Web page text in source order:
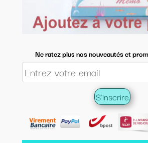
Ne ratez plus nos nouveautés et